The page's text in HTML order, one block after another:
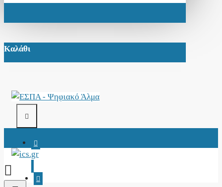
Καλάθι
Food Machinery